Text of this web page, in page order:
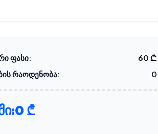
ფასი:
60 ₾
რაოდენობა:
0
0 ₾